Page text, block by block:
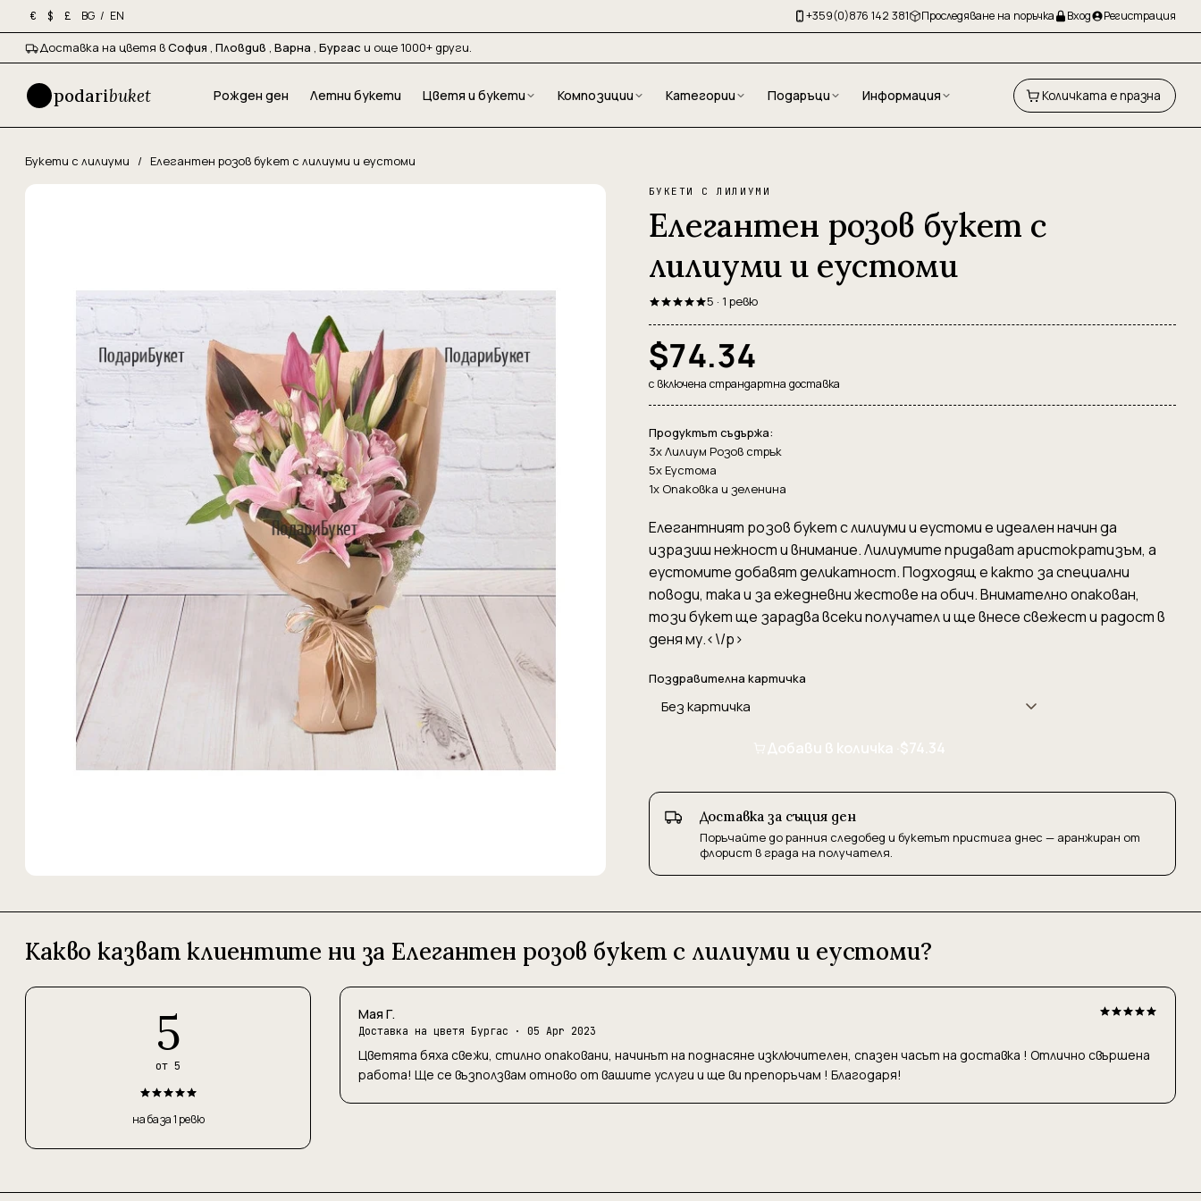
€ $ £ BG / EN +359(0)876 142 381 Проследяване на поръчка Вход Регистрация
Доставка на цветя вСофия , Пловдив , Варна , Бургас и още 1000+ други.
podaribuket Рожден ден Летни букети Цветя и букети Композиции Категории Подаръци Информация Количката е празна
Букети с лилиуми / Елегантен розов букет с лилиуми и еустоми
БУКЕТИ С ЛИЛИУМИ
Елегантен розов букет с
лилиуми и еустоми
5 · 1 ревю
$74.34
с включена страндартна доставка
Продуктът съдържа:
3x Лилиум Розов стрък
5x Еустома
1x Опаковка и зеленина
Елегантният розов букет с лилиуми и еустоми е идеален начин да
изразиш нежност и внимание. Лилиумите придават аристократизъм, а
еустомите добавят деликатност. Подходящ е както за специални
поводи, така и за ежедневни жестове на обич. Внимателно опакован,
този букет ще зарадва всеки получател и ще внесе свежест и радост в
деня му.<\/p>
Поздравителна картичка
Добави в количка · $74.34
Доставка за същия ден
Поръчайте до ранния следобед и букетът пристига днес — аранжиран от
флорист в града на получателя.
Какво казват клиентите ни за Елегантен розов букет с лилиуми и еустоми?
5
от 5
на база 1 ревю
Мая Г.
Доставка на цветя Бургас · 05 Apr 2023
Цветята бяха свежи, стилно опаковани, начинът на поднасяне изключителен, спазен часът на доставка ! Отлично свършена
работа! Ще се възползвам отново от вашите услуги и ще ви препоръчам ! Благодаря!